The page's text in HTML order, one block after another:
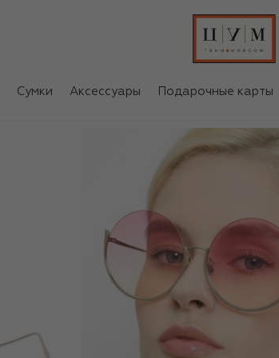
Сумки Аксессуары Подарочные карты